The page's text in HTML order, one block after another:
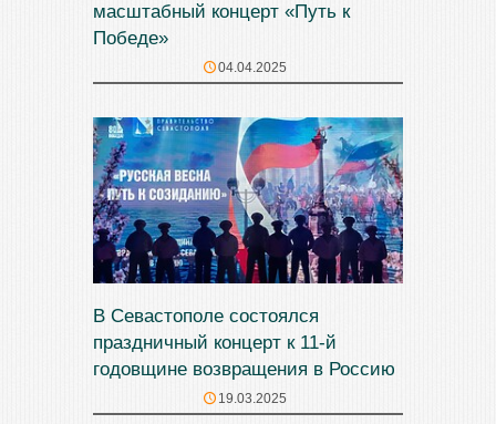
масштабный концерт «Путь к
Победе»
04.04.2025
В Севастополе состоялся
праздничный концерт к 11-й
годовщине возвращения в Россию
19.03.2025